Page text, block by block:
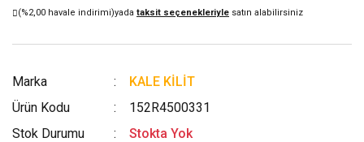
(%2,00 havale indirimi)yada taksit seçenekleriyle satın alabilirsiniz
Marka
KALE KİLİT
Ürün Kodu
152R4500331
Stok Durumu
Stokta Yok